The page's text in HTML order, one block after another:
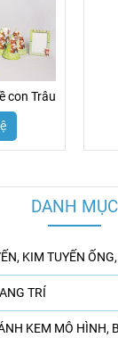
con Trâu
DANH MỤC
KIM TUYẾN
TRÍ
KEM MÔ HÌNH,